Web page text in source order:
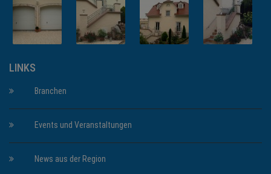
LINKS
Branchen
Events und Veranstaltungen
News aus der Region